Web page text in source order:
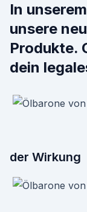
In
unsere
Produkte.
dein
der Wirkung